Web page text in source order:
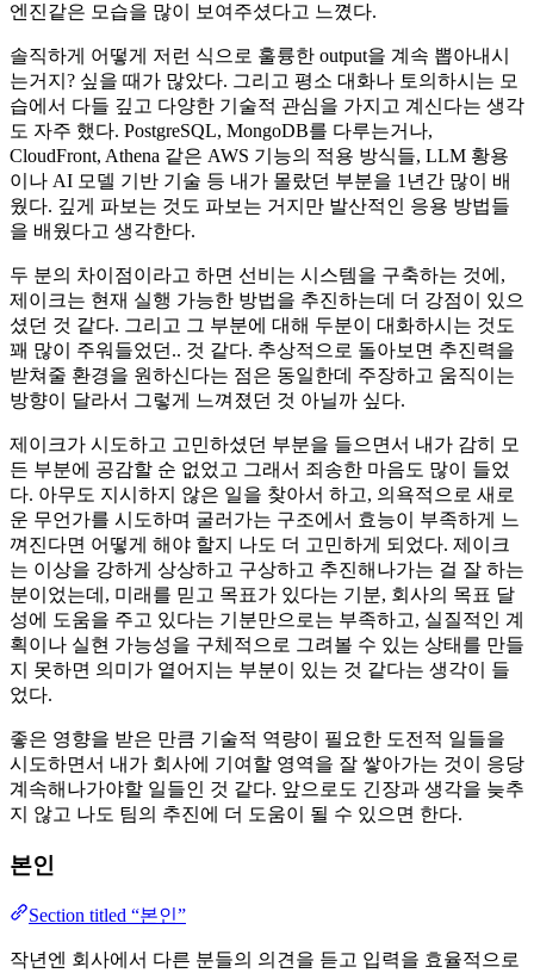
엔진같은 모습을 많이 보여주셨다고 느꼈다.
솔직하게 어떻게 저런 식으로 훌륭한 output을 계속 뽑아내시
는거지? 싶을 때가 많았다. 그리고 평소 대화나 토의하시는 모
습에서 다들 깊고 다양한 기술적 관심을 가지고 계신다는 생각
도 자주 했다. PostgreSQL, MongoDB를 다루는거나,
CloudFront, Athena 같은 AWS 기능의 적용 방식들, LLM 황용
이나 AI 모델 기반 기술 등 내가 몰랐던 부분을 1년간 많이 배
웠다. 깊게 파보는 것도 파보는 거지만 발산적인 응용 방법들
을 배웠다고 생각한다.
두 분의 차이점이라고 하면 선비는 시스템을 구축하는 것에,
제이크는 현재 실행 가능한 방법을 추진하는데 더 강점이 있으
셨던 것 같다. 그리고 그 부분에 대해 두분이 대화하시는 것도
꽤 많이 주워들었던.. 것 같다. 추상적으로 돌아보면 추진력을
받쳐줄 환경을 원하신다는 점은 동일한데 주장하고 움직이는
방향이 달라서 그렇게 느껴졌던 것 아닐까 싶다.
제이크가 시도하고 고민하셨던 부분을 들으면서 내가 감히 모
든 부분에 공감할 순 없었고 그래서 죄송한 마음도 많이 들었
다. 아무도 지시하지 않은 일을 찾아서 하고, 의욕적으로 새로
운 무언가를 시도하며 굴러가는 구조에서 효능이 부족하게 느
껴진다면 어떻게 해야 할지 나도 더 고민하게 되었다. 제이크
는 이상을 강하게 상상하고 구상하고 추진해나가는 걸 잘 하는
분이었는데, 미래를 믿고 목표가 있다는 기분, 회사의 목표 달
성에 도움을 주고 있다는 기분만으로는 부족하고, 실질적인 계
획이나 실현 가능성을 구체적으로 그려볼 수 있는 상태를 만들
지 못하면 의미가 옅어지는 부분이 있는 것 같다는 생각이 들
었다.
좋은 영향을 받은 만큼 기술적 역량이 필요한 도전적 일들을
시도하면서 내가 회사에 기여할 영역을 잘 쌓아가는 것이 응당
계속해나가야할 일들인 것 같다. 앞으로도 긴장과 생각을 늦추
지 않고 나도 팀의 추진에 더 도움이 될 수 있으면 한다.
본인
Section titled “본인”
작년엔 회사에서 다른 분들의 의견을 듣고 입력을 효율적으로